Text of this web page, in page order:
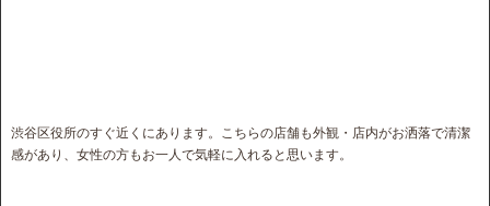
渋谷区役所のすぐ近くにあります。こちらの店舗も外観・店内がお洒落で清潔
感があり、女性の方もお一人で気軽に入れると思います。